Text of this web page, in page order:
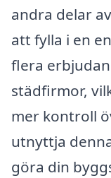
andra delar
att fylla i en
flera
städfirmor,
mer kontroll
utnyttja
göra din